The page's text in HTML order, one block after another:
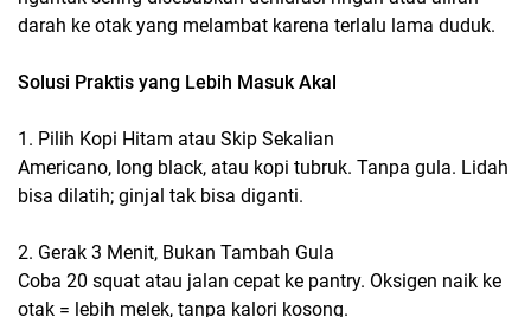
darah ke otak yang melambat karena terlalu lama duduk.
Solusi Praktis yang Lebih Masuk Akal
1. Pilih Kopi Hitam atau Skip Sekalian
Americano, long black, atau kopi tubruk. Tanpa gula. Lidah
bisa dilatih; ginjal tak bisa diganti.
2. Gerak 3 Menit, Bukan Tambah Gula
Coba 20 squat atau jalan cepat ke pantry. Oksigen naik ke
otak = lebih melek, tanpa kalori kosong.